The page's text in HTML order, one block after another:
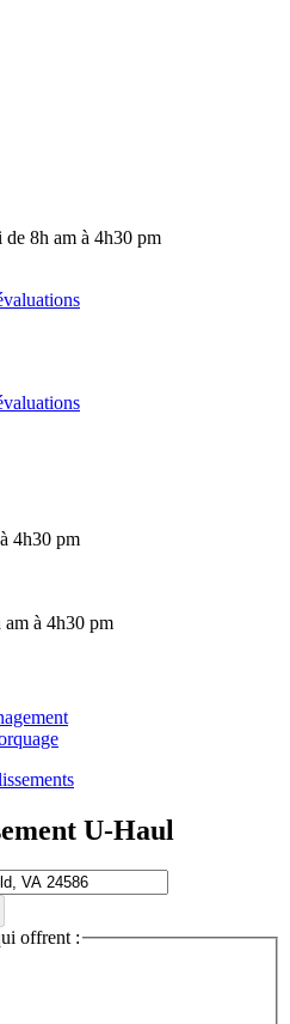
8h am à 4h30 pm
4h30 pm
à 4h30 pm
U-Haul
offrent :